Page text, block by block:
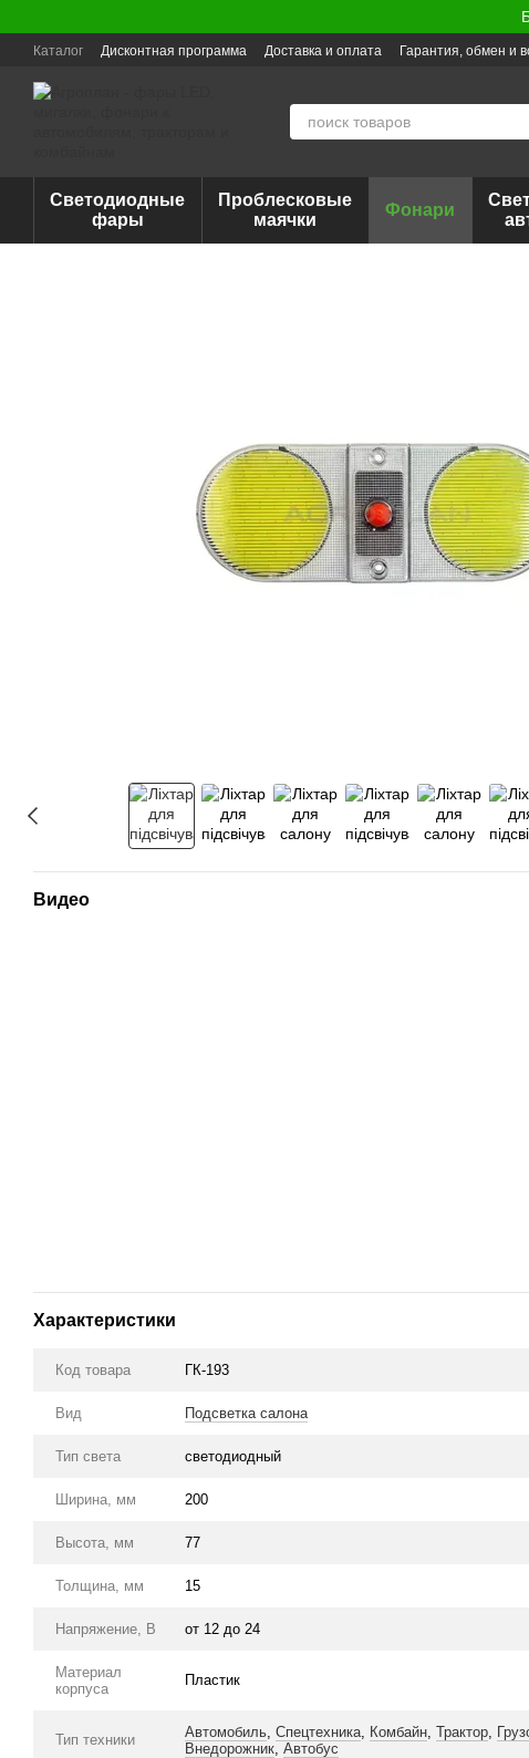
Каталог Дисконтная программа Доставка и оплата Гарантия, обмен и
Светодиодные
фары
Проблесковые
маячки
Фонари
Видео
Характеристики
Код товара ГК-193
Вид Подсветка салона
Тип света cветодиодный
Ширина, мм 200
Высота, мм 77
Толщина, мм 15
Напряжение, В от 12 до 24
Материал
корпуса
Пластик
Тип техники Автомобиль, Спецтехника, Комбайн, Трактор,
Внедорожник, Автобус